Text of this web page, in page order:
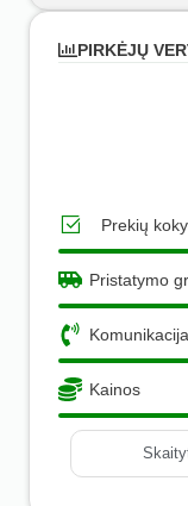
PIRKĖJŲ
Prekių
Pristatymo
Komunikacija
Kainos